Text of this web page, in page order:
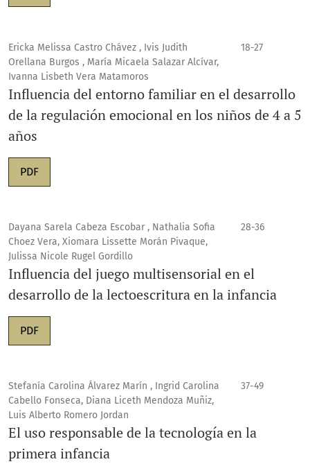
Ericka Melissa Castro Chávez , Ivis Judith
Orellana Burgos , María Micaela Salazar Alcívar,
Ivanna Lisbeth Vera Matamoros
18-27
Influencia del entorno familiar en el desarrollo
de la regulación emocional en los niños de 4 a 5
años
PDF
Dayana Sarela Cabeza Escobar , Nathalia Sofia
Choez Vera, Xiomara Lissette Morán Pivaque,
Julissa Nicole Rugel Gordillo
28-36
Influencia del juego multisensorial en el
desarrollo de la lectoescritura en la infancia
PDF
Stefanía Carolina Álvarez Marín , Ingrid Carolina
Cabello Fonseca, Diana Liceth Mendoza Muñiz,
Luis Alberto Romero Jordan
37-49
El uso responsable de la tecnología en la
primera infancia